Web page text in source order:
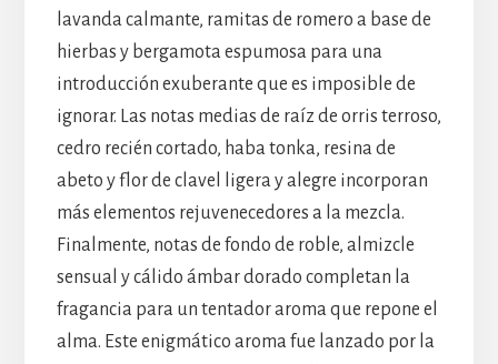
lavanda calmante, ramitas de romero a base de
hierbas y bergamota espumosa para una
introducción exuberante que es imposible de
ignorar. Las notas medias de raíz de orris terroso,
cedro recién cortado, haba tonka, resina de
abeto y flor de clavel ligera y alegre incorporan
más elementos rejuvenecedores a la mezcla.
Finalmente, notas de fondo de roble, almizcle
sensual y cálido ámbar dorado completan la
fragancia para un tentador aroma que repone el
alma. Este enigmático aroma fue lanzado por la